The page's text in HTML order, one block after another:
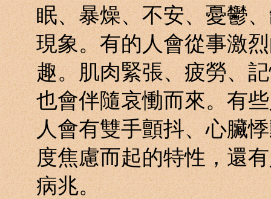
眠、暴燥、不安、憂鬱
現象。有的人會從事激
趣。肌肉緊張、疲勞、
也會伴隨哀慟而來。有
人會有雙手顫抖、心臟
度焦慮而起的特性，還
病兆。